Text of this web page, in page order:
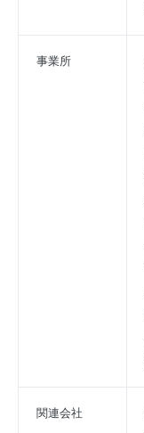
事業所
関連会社